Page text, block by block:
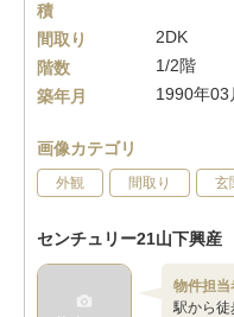
積
間取り
2DK
階数
1/2階
築年月
1990年03
画像カテゴリ
外観 間取り 玄
センチュリー21山下興産
物件担当
駅から徒